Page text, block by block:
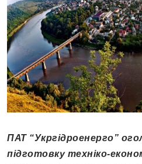
ПАТ “Укргідроенерго”
підготовку техніко-